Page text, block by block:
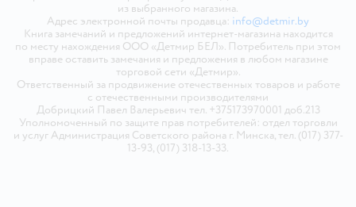
из выбранного магазина.
Адрес электронной почты продавца: info@detmir.by
Книга замечаний и предложений интернет-магазина находится
по месту нахождения ООО «Детмир БЕЛ». Потребитель при этом
вправе оставить замечания и предложения в любом магазине
торговой сети «Детмир».
Ответственный за продвижение отечественных товаров и работе
с отечественными производителями
Добрицкий Павел Валерьевич тел. +375173970001 доб.213
Уполномоченный по защите прав потребителей: отдел торговли
и услуг Администрация Советского района г. Минска, тел. (017) 377-
13-93, (017) 318-13-33.